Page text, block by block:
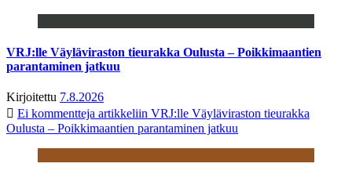
VRJ:lle Väyläviraston tieurakka Oulusta – Poikkimaantien
parantaminen jatkuu
Kirjoitettu 7.8.2026
Ei kommentteja artikkeliin VRJ:lle Väyläviraston tieurakka
Oulusta – Poikkimaantien parantaminen jatkuu